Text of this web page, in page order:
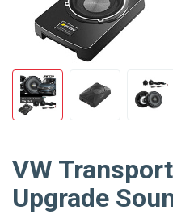
VW
Upgrade